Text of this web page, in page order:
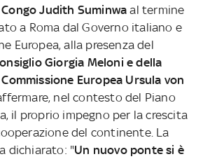
Judith Suminwaal termine
a Roma dal Governo italiano e
Europea, alla presenza del
Giorgia Meloni e della
Europea Ursula von
nel contesto del Piano
il proprio impegno per la crescita
del continente. La
dichiarato: "Un nuovo ponte si è